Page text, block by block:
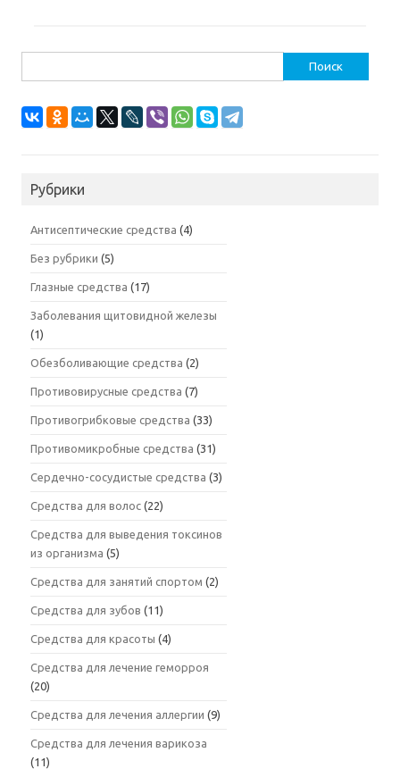
Рубрики
Антисептические средства (4)
Без рубрики (5)
Глазные средства (17)
Заболевания щитовидной железы
(1)
Обезболивающие средства (2)
Противовирусные средства (7)
Противогрибковые средства (33)
Противомикробные средства (31)
Сердечно-сосудистые средства (3)
Средства для волос (22)
Средства для выведения токсинов
из организма (5)
Средства для занятий спортом (2)
Средства для зубов (11)
Средства для красоты (4)
Средства для лечение геморроя
(20)
Средства для лечения аллергии (9)
Средства для лечения варикоза
(11)